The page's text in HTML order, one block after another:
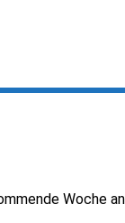
Woche